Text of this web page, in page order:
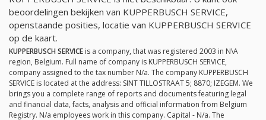
beoordelingen bekijken van KUPPERBUSCH SERVICE,
openstaande posities, locatie van KUPPERBUSCH SERVICE
op de kaart.
KUPPERBUSCH SERVICE is a company, that was registered 2003 in N\A
region, Belgium. Full name of company is KUPPERBUSCH SERVICE,
company assigned to the tax number N/a. The company KUPPERBUSCH
SERVICE is located at the address: SINT TILLOSTRAAT 5; 8870; IZEGEM. We
brings you a complete range of reports and documents featuring legal
and financial data, facts, analysis and official information from Belgium
Registry. N/a employees work in this company. Capital - N/a. The